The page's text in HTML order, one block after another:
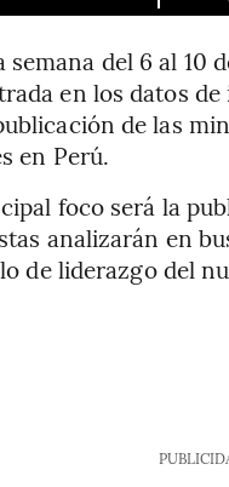
del 6 al 10
en los datos
de las
en Perú.
foco será la
analizarán en
de liderazgo del